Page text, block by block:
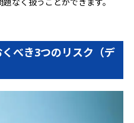
べき3つのリスク（デ